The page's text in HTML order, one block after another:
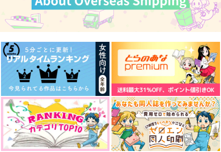
僕とお前の今日のレシ
Kanon.
629 円（税込）
芥川龍之介×中島敦
サンプル
作品詳細
僕とお前の今日のレシ
Kanon.
944 （税込）
芥川龍之介×中島敦
サンプル
作品詳細
僕とお前の今日のレシ
Kanon.
822円 （税込）
芥川龍之介×中島敦
サンプル
作品詳細
役目を果たした日陰の
勇者は、辺境で自由に
生きていきます 3
スターツ出版
781円（税込）
転生したら捨てられた
が、拾われて楽しく生
きています。 7
アルファポリス
1,540円 （税込）
婚約が白紙になりまし
た。あとは自由に生き
ていきます
ＳＢクリエイティブ
1,540円（税込）